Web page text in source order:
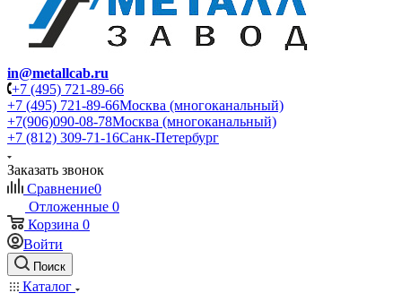
in@metallcab.ru
+7 (495) 721-89-66
+7 (495) 721-89-66Москва (многоканальный)
+7(906)090-08-78Москва (многоканальный)
+7 (812) 309-71-16Санк-Петербург
Заказать звонок
Сравнение0
Отложенные 0
Корзина 0
Войти
Поиск
Каталог